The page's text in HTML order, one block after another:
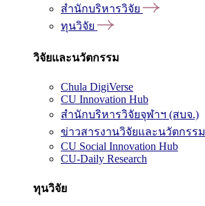
สำนักบริหารวิจัย
ทุนวิจัย
วิจัยและนวัตกรรม
Chula DigiVerse
CU Innovation Hub
สำนักบริหารวิจัยจุฬาฯ (สบจ.)
ข่าวสารงานวิจัยและนวัตกรรม
CU Social Innovation Hub
CU-Daily Research
ทุนวิจัย